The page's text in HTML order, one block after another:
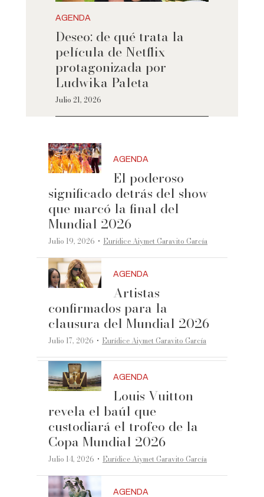
AGENDA
Deseo: de qué trata la
película de Netflix
protagonizada por
Ludwika Paleta
Julio 21, 2026
AGENDA
El poderoso
significado detrás del show
que marcó la final del
Mundial 2026
Julio 19, 2026 ·Eurídice Aiymet Garavito García
AGENDA
Artistas
confirmados para la
clausura del Mundial 2026
Julio 17, 2026 ·Eurídice Aiymet Garavito García
AGENDA
Louis Vuitton
revela el baúl que
custodiará el trofeo de la
Copa Mundial 2026
Julio 14, 2026 ·Eurídice Aiymet Garavito García
AGENDA